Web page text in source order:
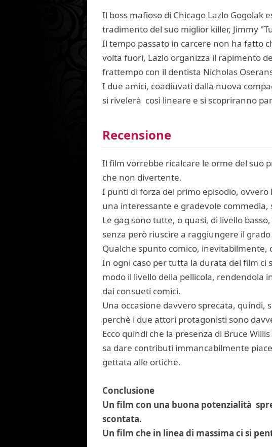
Il boss mafioso di Chicago Lazlo Gogolak
tradimento del suo miglior killer, Jimmy
Il tempo passato in carcere non ha fatto
volta fuori, Lazlo organizza il rapimento
frattempo con il dentista Nicholas
I due amici, coadiuvati dalla nuova
si rivelerà così lineare e si scopriranno
Recensione
Il film vorrebbe ricalcare le orme del suo
che non divertente.
I punti di forza del primo episodio,
una interessante e gradevole
Le gag sono tutte, o quasi, di livello
senza però riuscire a raggiungere il
Qualche spunto comico, inevitabilmente,
In ogni caso per tutta la durata del film ci
modo il livello della pellicola, rendendola
dai consueti comici.
Una occasione davvero sprecata,
perchè i due attori protagonisti sono
Ecco quindi che la presenza di Bruce
sa dare contributi immancabilmente
gettata alle ortiche.
Conclusione
Un film con una buona potenzialità
scontata.
Un film che in linea di massima ci si